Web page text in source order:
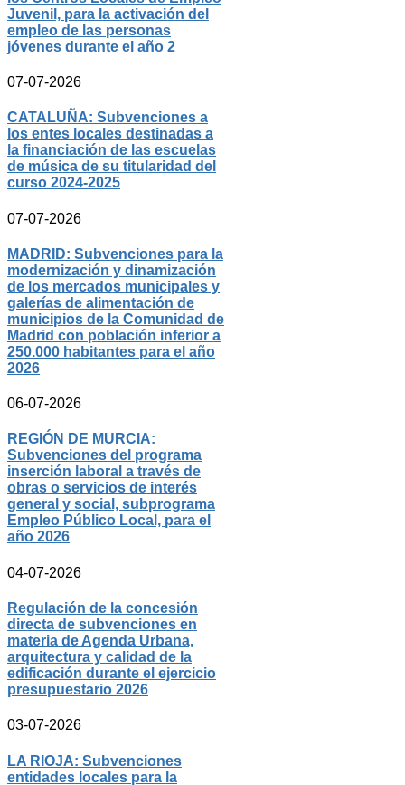
Juvenil, para la activación del
empleo de las personas
jóvenes durante el año 2
07-07-2026
CATALUÑA: Subvenciones a
los entes locales destinadas a
la financiación de las escuelas
de música de su titularidad del
curso 2024-2025
07-07-2026
MADRID: Subvenciones para la
modernización y dinamización
de los mercados municipales y
galerías de alimentación de
municipios de la Comunidad de
Madrid con población inferior a
250.000 habitantes para el año
2026
06-07-2026
REGIÓN DE MURCIA:
Subvenciones del programa
inserción laboral a través de
obras o servicios de interés
general y social, subprograma
Empleo Público Local, para el
año 2026
04-07-2026
Regulación de la concesión
directa de subvenciones en
materia de Agenda Urbana,
arquitectura y calidad de la
edificación durante el ejercicio
presupuestario 2026
03-07-2026
LA RIOJA: Subvenciones
entidades locales para la